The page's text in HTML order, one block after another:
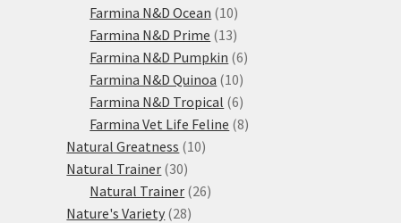
Farmina N&D Ocean 1010
produktů
Farmina N&D Prime 1313
produktů
Farmina N&D Pumpkin 66
Farmina N&D Quinoa 1010
produktů
Farmina N&D Tropical 66
produktů
Farmina Vet Life Feline 88
Natural Greatness 1010
Natural Trainer 3030
produktů
Natural Trainer 2626
Nature's Variety 2828